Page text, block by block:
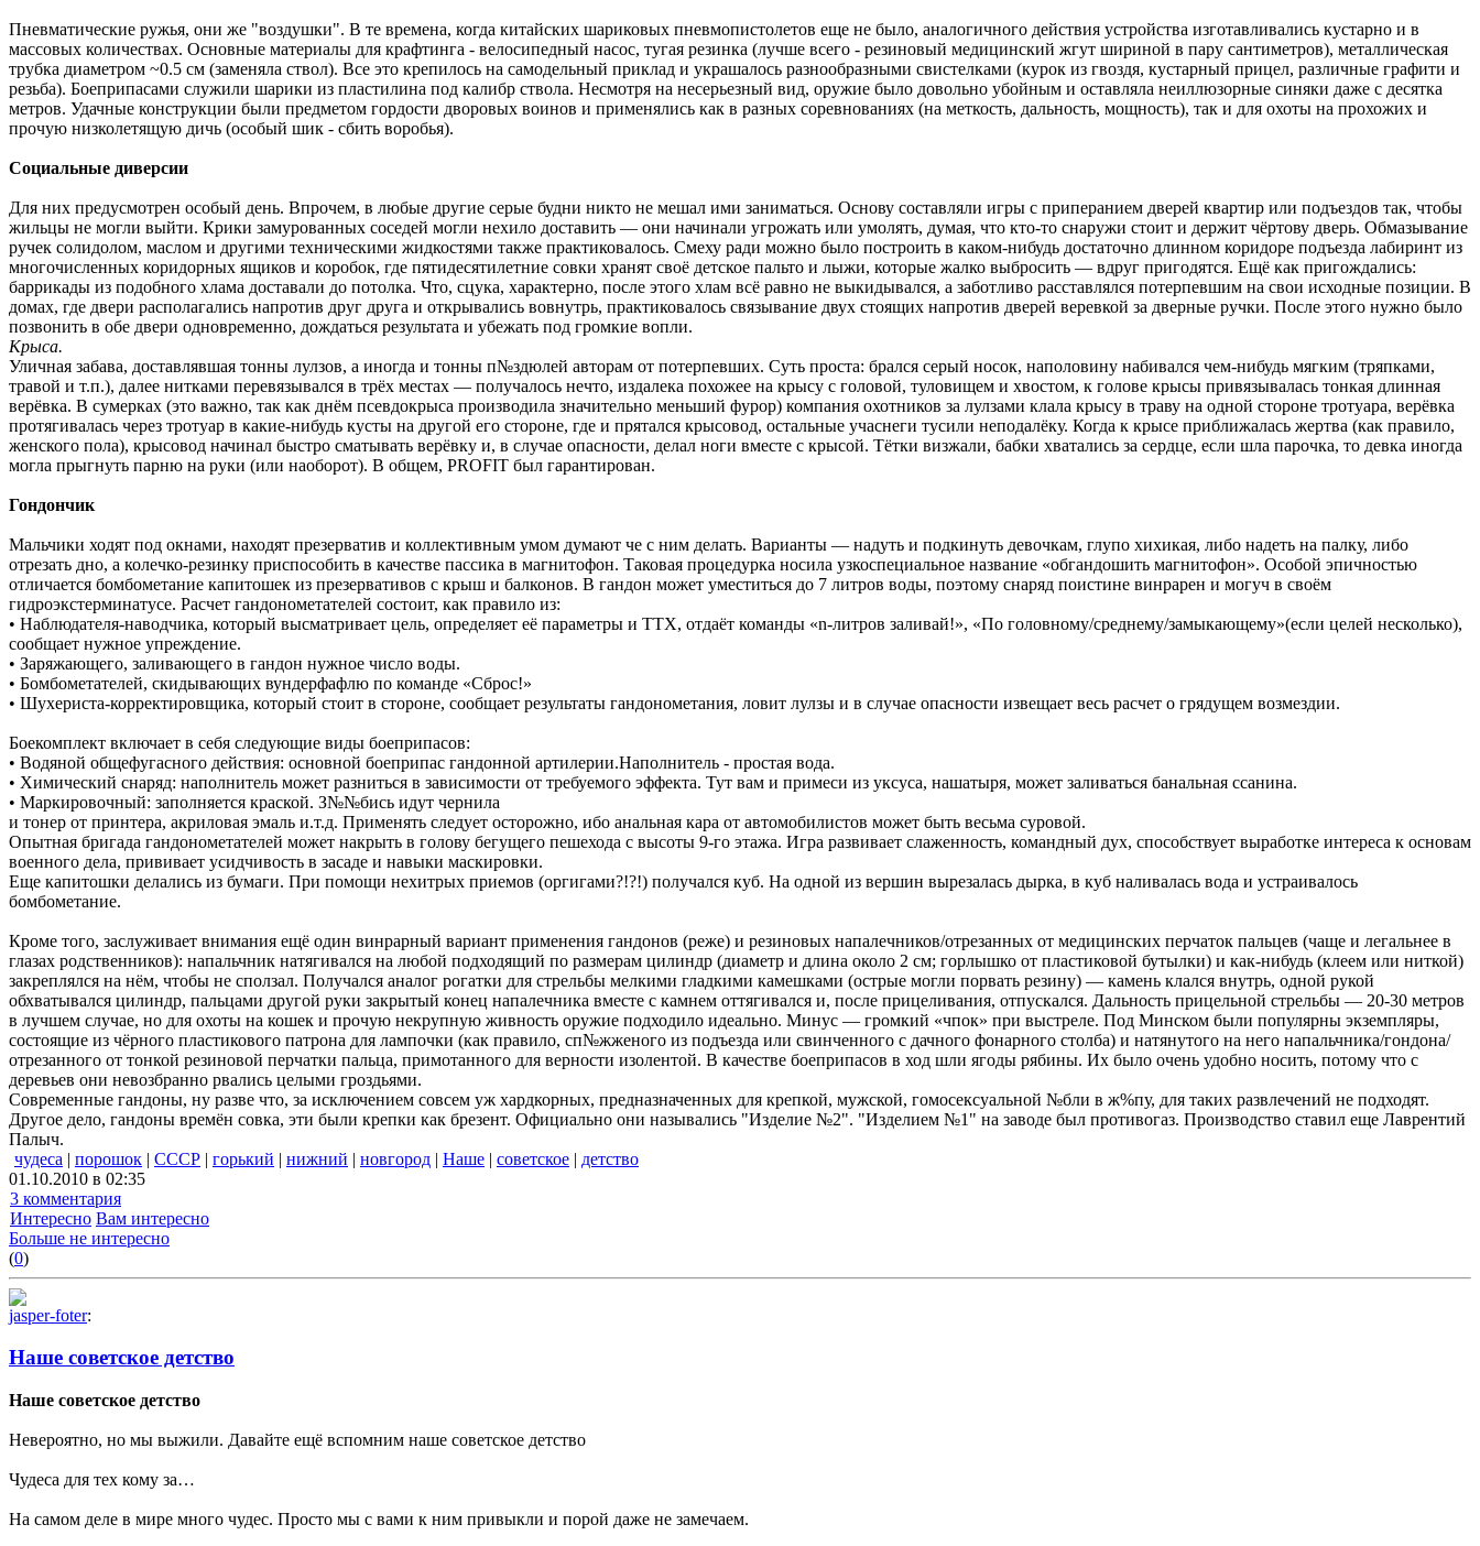
Пневматические ружья, они же "воздушки". В те времена, когда китайских шариковых пневмопистолетов еще не было, аналогичного действия устройства изготавливались кустарно и в
массовых количествах. Основные материалы для крафтинга - велосипедный насос, тугая резинка (лучше всего - резиновый медицинский жгут шириной в пару сантиметров), металлическая
трубка диаметром ~0.5 см (заменяла ствол). Все это крепилось на самодельный приклад и украшалось разнообразными свистелками (курок из гвоздя, кустарный прицел, различные графити и
резьба). Боеприпасами служили шарики из пластилина под калибр ствола. Несмотря на несерьезный вид, оружие было довольно убойным и оставляла неиллюзорные синяки даже с десятка
метров. Удачные конструкции были предметом гордости дворовых воинов и применялись как в разных соревнованиях (на меткость, дальность, мощность), так и для охоты на прохожих и
прочую низколетящую дичь (особый шик - сбить воробья).
Социальные диверсии
Для них предусмотрен особый день. Впрочем, в любые другие серые будни никто не мешал ими заниматься. Основу составляли игры с приперанием дверей квартир или подъездов так, чтобы
жильцы не могли выйти. Крики замурованных соседей могли нехило доставить — они начинали угрожать или умолять, думая, что кто-то снаружи стоит и держит чёртову дверь. Обмазывание
ручек солидолом, маслом и другими техническими жидкостями также практиковалось. Смеху ради можно было построить в каком-нибудь достаточно длинном коридоре подъезда лабиринт из
многочисленных коридорных ящиков и коробок, где пятидесятилетние совки хранят своё детское пальто и лыжи, которые жалко выбросить — вдруг пригодятся. Ещё как пригождались:
баррикады из подобного хлама доставали до потолка. Что, сцука, характерно, после этого хлам всё равно не выкидывался, а заботливо расставлялся потерпевшим на свои исходные позиции. В
домах, где двери располагались напротив друг друга и открывались вовнутрь, практиковалось связывание двух стоящих напротив дверей веревкой за дверные ручки. После этого нужно было
позвонить в обе двери одновременно, дождаться результата и убежать под громкие вопли.
Крыса.
Уличная забава, доставлявшая тонны лулзов, а иногда и тонны п№здюлей авторам от потерпевших. Суть проста: брался серый носок, наполовину набивался чем-нибудь мягким (тряпками,
травой и т.п.), далее нитками перевязывался в трёх местах — получалось нечто, издалека похожее на крысу с головой, туловищем и хвостом, к голове крысы привязывалась тонкая длинная
верёвка. В сумерках (это важно, так как днём псевдокрыса производила значительно меньший фурор) компания охотников за лулзами клала крысу в траву на одной стороне тротуара, верёвка
протягивалась через тротуар в какие-нибудь кусты на другой его стороне, где и прятался крысовод, остальные учаснеги тусили неподалёку. Когда к крысе приближалась жертва (как правило,
женского пола), крысовод начинал быстро сматывать верёвку и, в случае опасности, делал ноги вместе с крысой. Тётки визжали, бабки хватались за сердце, если шла парочка, то девка иногда
могла прыгнуть парню на руки (или наоборот). В общем, PROFIT был гарантирован.
Гондончик
Мальчики ходят под окнами, находят презерватив и коллективным умом думают че с ним делать. Варианты — надуть и подкинуть девочкам, глупо хихикая, либо надеть на палку, либо
отрезать дно, а колечко-резинку приспособить в качестве пассика в магнитофон. Таковая процедурка носила узкоспециальное название «обгандошить магнитофон». Особой эпичностью
отличается бомбометание капитошек из презервативов с крыш и балконов. В гандон может уместиться до 7 литров воды, поэтому снаряд поистине винрарен и могуч в своём
гидроэкстерминатусе. Расчет гандонометателей состоит, как правило из:
• Наблюдателя-наводчика, который высматривает цель, определяет её параметры и ТТХ, отдаёт команды «n-литров заливай!», «По головному/среднему/замыкающему»(если целей несколько),
сообщает нужное упреждение.
• Заряжающего, заливающего в гандон нужное число воды.
• Бомбометателей, скидывающих вундерфафлю по команде «Сброс!»
• Шухериста-корректировщика, который стоит в стороне, сообщает результаты гандонометания, ловит лулзы и в случае опасности извещает весь расчет о грядущем возмездии.
Боекомплект включает в себя следующие виды боеприпасов:
• Водяной общефугасного действия: основной боеприпас гандонной артилерии.Наполнитель - простая вода.
• Химический снаряд: наполнитель может разниться в зависимости от требуемого эффекта. Тут вам и примеси из уксуса, нашатыря, может заливаться банальная ссанина.
• Маркировочный: заполняется краской. З№№бись идут чернила
и тонер от принтера, акриловая эмаль и.т.д. Применять следует осторожно, ибо анальная кара от автомобилистов может быть весьма суровой.
Опытная бригада гандонометателей может накрыть в голову бегущего пешехода с высоты 9-го этажа. Игра развивает слаженность, командный дух, способствует выработке интереса к основам
военного дела, прививает усидчивость в засаде и навыки маскировки.
Еще капитошки делались из бумаги. При помощи нехитрых приемов (оргигами?!?!) получался куб. На одной из вершин вырезалась дырка, в куб наливалась вода и устраивалось
бомбометание.
Кроме того, заслуживает внимания ещё один винрарный вариант применения гандонов (реже) и резиновых напалечников/отрезанных от медицинских перчаток пальцев (чаще и легальнее в
глазах родственников): напальчник натягивался на любой подходящий по размерам цилиндр (диаметр и длина около 2 см; горлышко от пластиковой бутылки) и как-нибудь (клеем или ниткой)
закреплялся на нём, чтобы не сползал. Получался аналог рогатки для стрельбы мелкими гладкими камешками (острые могли порвать резину) — камень клался внутрь, одной рукой
обхватывался цилиндр, пальцами другой руки закрытый конец напалечника вместе с камнем оттягивался и, после прицеливания, отпускался. Дальность прицельной стрельбы — 20-30 метров
в лучшем случае, но для охоты на кошек и прочую некрупную живность оружие подходило идеально. Минус — громкий «чпок» при выстреле. Под Минском были популярны экземпляры,
состоящие из чёрного пластикового патрона для лампочки (как правило, сп№жженого из подъезда или свинченного с дачного фонарного столба) и натянутого на него напальчника/гондона/
отрезанного от тонкой резиновой перчатки пальца, примотанного для верности изолентой. В качестве боеприпасов в ход шли ягоды рябины. Их было очень удобно носить, потому что с
деревьев они невозбранно рвались целыми гроздьями.
Современные гандоны, ну разве что, за исключением совсем уж хардкорных, предназначенных для крепкой, мужской, гомосексуальной №бли в ж%пу, для таких развлечений не подходят.
Другое дело, гандоны времён совка, эти были крепки как брезент. Официально они назывались "Изделие №2". "Изделием №1" на заводе был противогаз. Производство ставил еще Лаврентий
Палыч.
чудеса | порошок | СССР | горький | нижний | новгород | Наше | советское | детство
01.10.2010 в 02:35
3 комментария
Интересно Вам интересно
Больше не интересно
(0)
jasper-foter:
Наше советское детство
Наше советское детство
Невероятно, но мы выжили. Давайте ещё вспомним наше советское детство
Чудеса для тех кому за…
На самом деле в мире много чудес. Просто мы с вами к ним привыкли и порой даже не замечаем.